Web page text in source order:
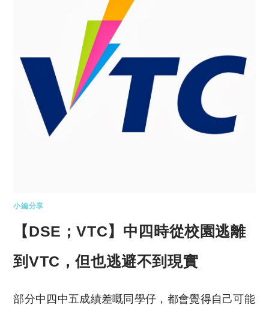
小編分享
【DSE；VTC】中四時從校園逃離
到VTC，但也逃避不到現實
部分中四中五成績差嘅同學仔，都會覺得自己可能